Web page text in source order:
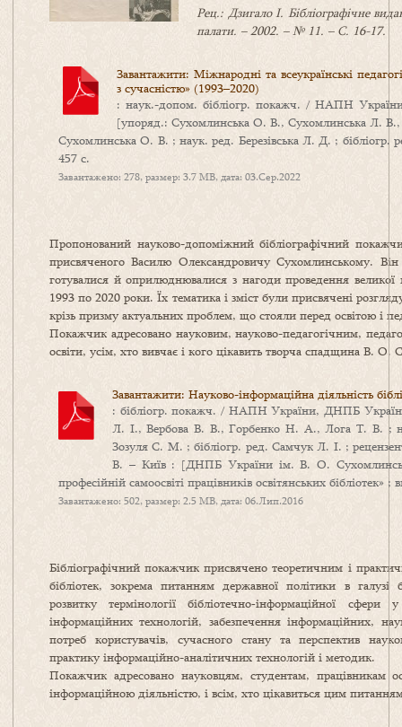
Рец.: Дзигало І. Бібліографічне
палати. – 2002. – № 11. – С. 16-17.
Завантажити: Міжнародні та всеукраїнські
з сучасністю» (1993–2020)
: наук.-допом. бібліогр. покажч. / НАПН
[упоряд.: Сухомлинська О. В., Сухомлинська Л. В.,
Сухомлинська О. В. ; наук. ред. Березівська Л. Д. ;
457 c.
Завантажено: 278, размер: 3.7 MB, дата: 03.Сер.2022
Пропонований науково-допоміжний бібліографічний
присвяченого Василю Олександровичу Сухомлинському.
готувалися й оприлюднювалися з нагоди проведення великої
1993 по 2020 роки. Їх тематика і зміст були присвячені
крізь призму актуальних проблем, що стояли перед освітою і
Покажчик адресовано науковим, науково-педагогічним,
освіти, усім, хто вивчає і кого цікавить творча спадщина В. О.
Завантажити: Науково-інформаційна діяльність
: бібліогр. покажч. / НАПН України, ДНПБ
Л. І., Вербова В. В., Горбенко Н. А., Лога Т. В. ;
Зозуля С. М. ; бібліогр. ред. Самчук Л. І. ;
В. – Київ : [ДНПБ України ім. В. О.
професійній самоосвіті працівників освітянських бібліотек» ;
Завантажено: 502, размер: 2.5 MB, дата: 06.Лип.2016
Бібліографічний покажчик присвячено теоретичним і
бібліотек, зокрема питанням державної політики в галузі
розвитку термінології бібліотечно‑інформаційної
інформаційних технологій, забезпечення інформаційних,
потреб користувачів, сучасного стану та перспектив
практику інформаційно-аналітичних технологій і методик.
Покажчик адресовано науковцям, студентам, працівникам
інформаційною діяльністю, і всім, хто цікавиться цим